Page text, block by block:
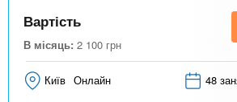
Вартість
В місяць: 2 100 грн
Київ Онлайн 48